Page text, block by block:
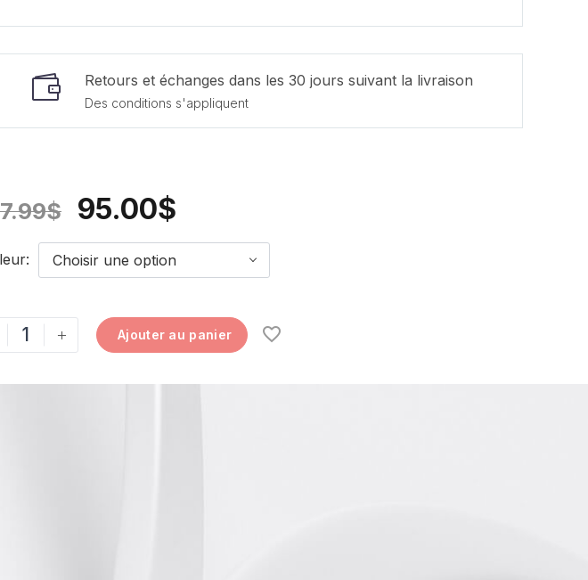
Retours et échanges dans les 30 jours suivant la livraison
Des conditions s'appliquent
$ 95.00$
Choisir une option
+ Ajouter au panier